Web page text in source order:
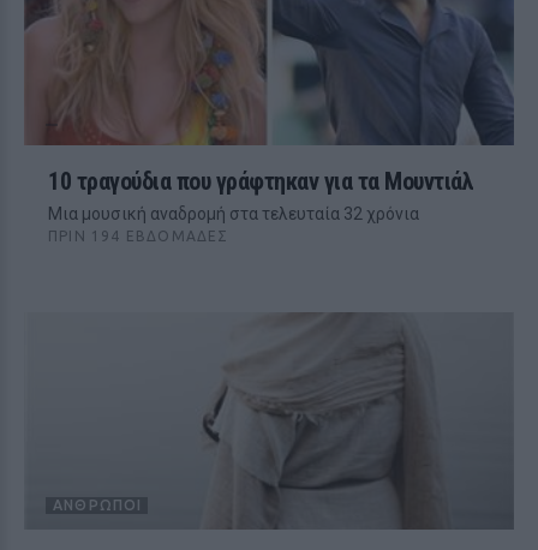
10 τραγούδια που γράφτηκαν για τα Μουντιάλ
Μια μουσική αναδρομή στα τελευταία 32 χρόνια
ΠΡΙΝ 194 ΕΒΔΟΜΆΔΕΣ
ΆΝΘΡΩΠΟΙ